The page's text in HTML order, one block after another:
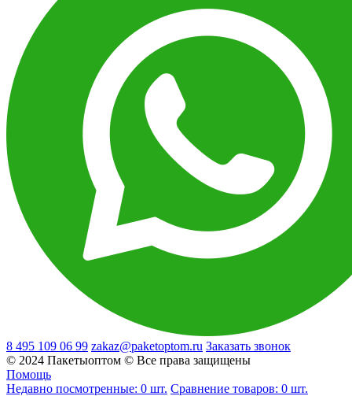
8 495 109 06 99 zakaz@paketoptom.ru Заказать звонок
© 2024 Пакетыоптом © Все права защищены
Помощь
Недавно посмотренные: 0 шт. Сравнение товаров: 0 шт.